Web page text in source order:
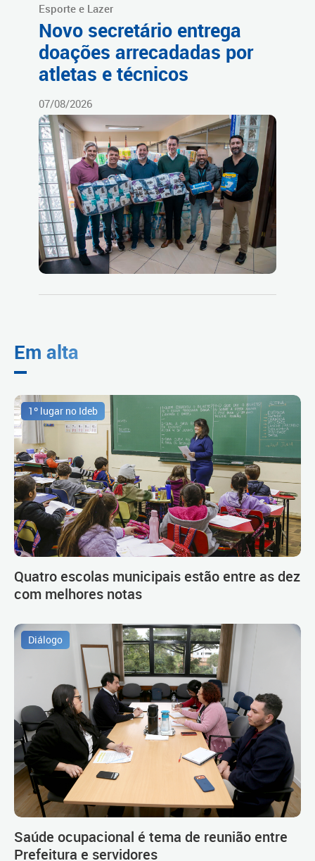
Esporte e Lazer
Novo secretário entrega
doações arrecadadas por
atletas e técnicos
07/08/2026
Em alta
1º lugar no Ideb
Quatro escolas municipais estão entre as dez
com melhores notas
Diálogo
Saúde ocupacional é tema de reunião entre
Prefeitura e servidores